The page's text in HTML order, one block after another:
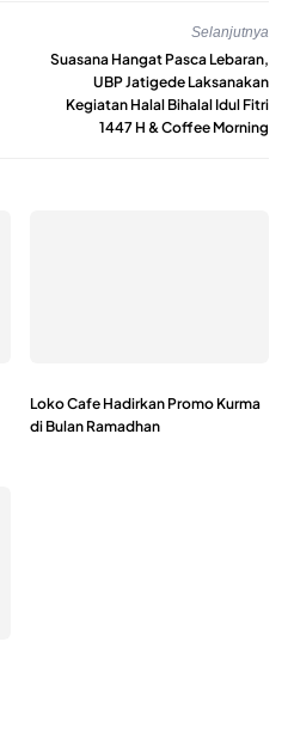
Selanjutnya
Suasana Hangat Pasca Lebaran,
UBP Jatigede Laksanakan
Kegiatan Halal Bihalal Idul Fitri
1447 H & Coffee Morning
Loko Cafe Hadirkan Promo Kurma
di Bulan Ramadhan